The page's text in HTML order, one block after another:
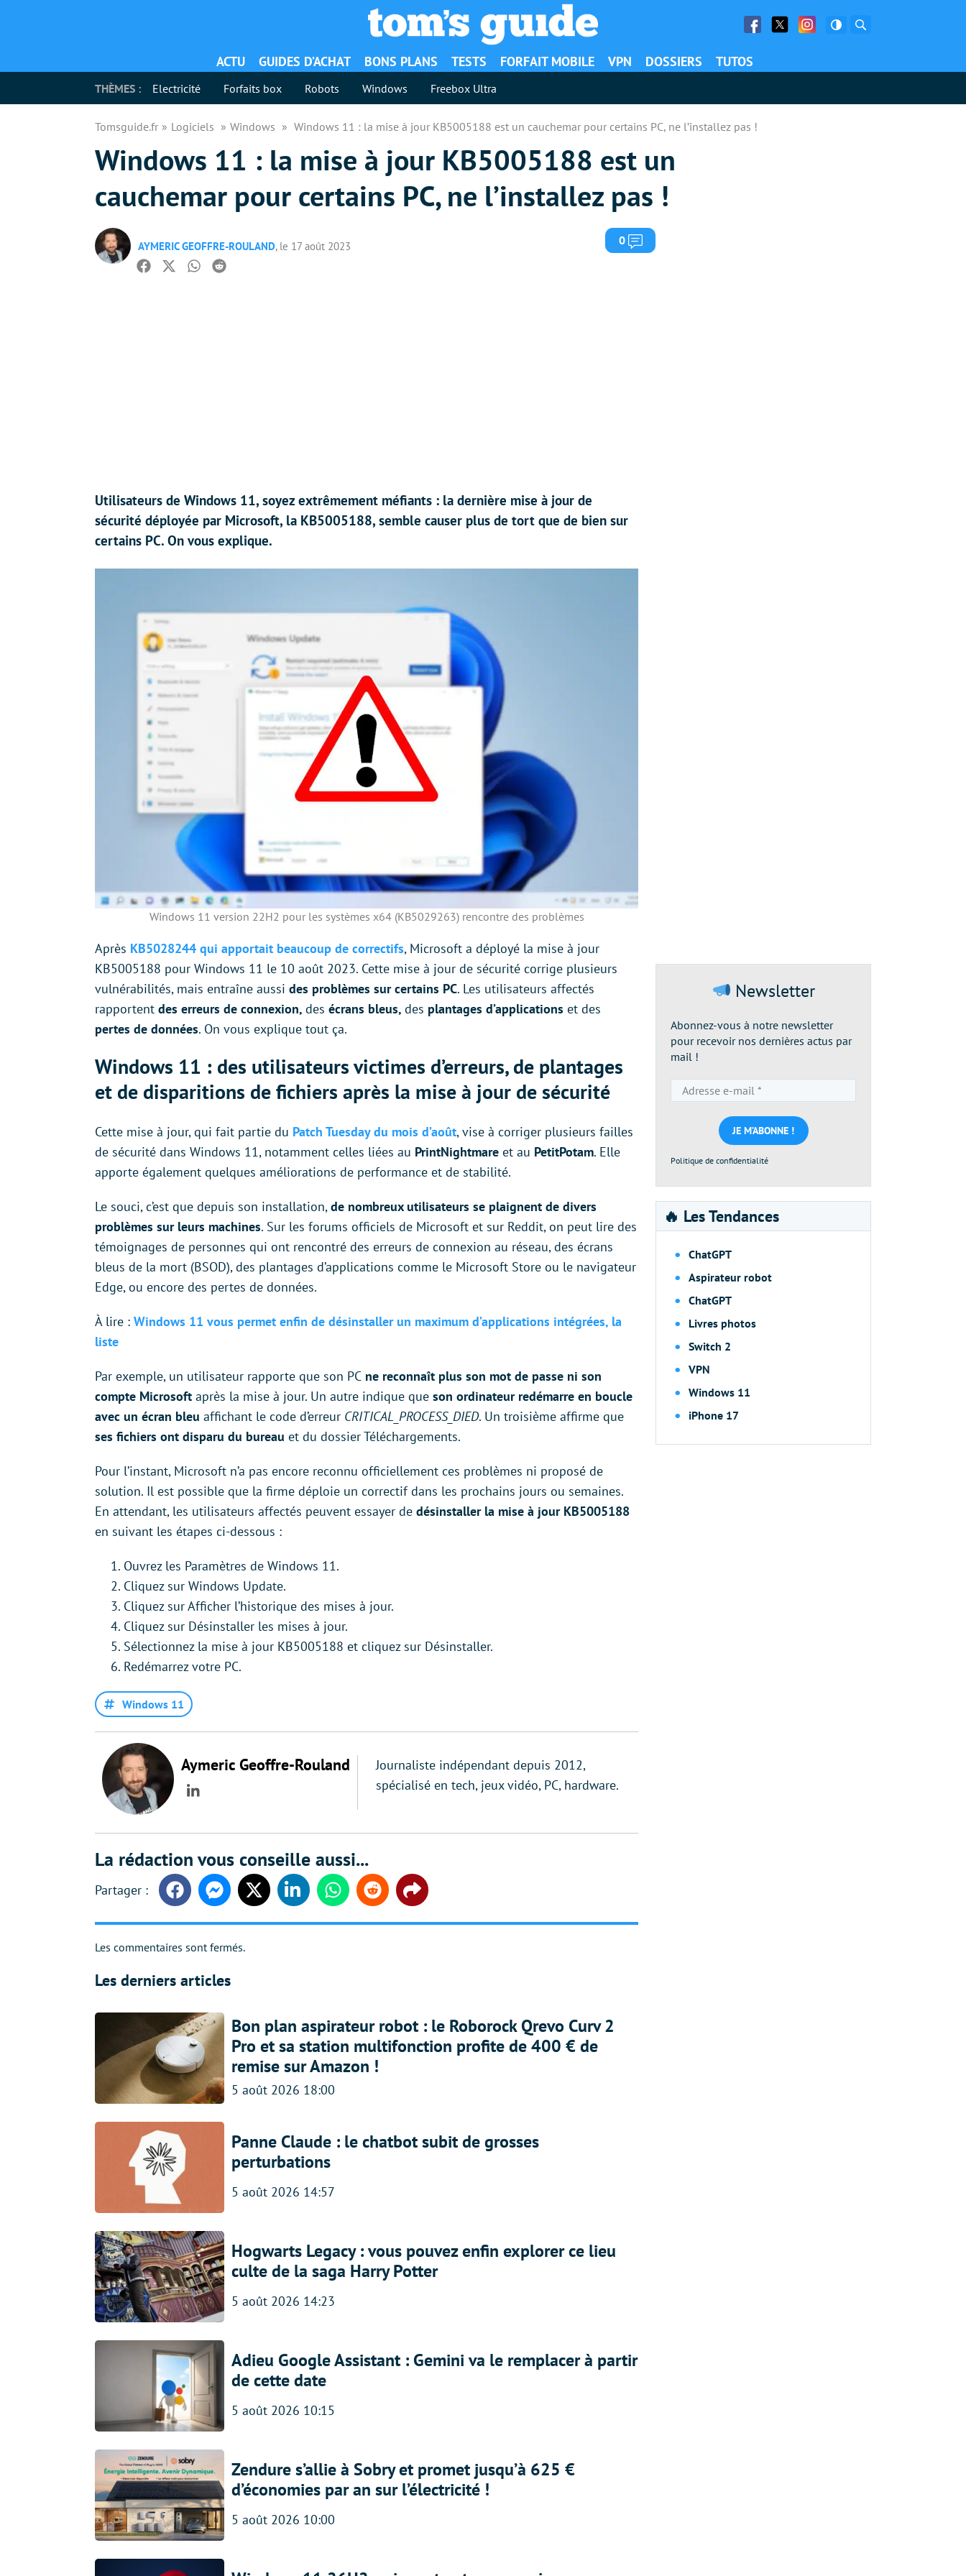
Facebook
Twitter Facebook
ACTU GUIDES D’ACHAT BONS PLANS TESTS FORFAIT MOBILE VPN DOSSIERS TUTOS
THÈMES : Electricité Forfaits box Robots Windows Freebox Ultra
Tomsguide.fr Logiciels Windows Windows 11 : la mise à jour KB5005188 est un cauchemar pour certains PC, ne l’installez pas !
Windows 11 : la mise à jour KB5005188 est un
cauchemar pour certains PC, ne l’installez pas !
AYMERIC GEOFFRE-ROULAND, le 17 août 2023 0 Commentaires
Facebook
TwitterWhatsapp
Reddit
Utilisateurs de Windows 11, soyez extrêmement méfiants : la dernière mise à jour de
sécurité déployée par Microsoft, la KB5005188, semble causer plus de tort que de bien sur
certains PC. On vous explique.
Windows 11 version 22H2 pour les systèmes x64 (KB5029263) rencontre des problèmes
Après KB5028244 qui apportait beaucoup de correctifs, Microsoft a déployé la mise à jour
KB5005188 pour Windows 11 le 10 août 2023. Cette mise à jour de sécurité corrige plusieurs
vulnérabilités, mais entraîne aussi des problèmes sur certains PC. Les utilisateurs affectés
rapportent des erreurs de connexion, des écrans bleus, des plantages d’applications et des
pertes de données. On vous explique tout ça.
Windows 11 : des utilisateurs victimes d’erreurs, de plantages
et de disparitions de fichiers après la mise à jour de sécurité
Cette mise à jour, qui fait partie du Patch Tuesday du mois d’août, vise à corriger plusieurs failles
de sécurité dans Windows 11, notamment celles liées au PrintNightmare et au PetitPotam. Elle
apporte également quelques améliorations de performance et de stabilité.
Le souci, c’est que depuis son installation, de nombreux utilisateurs se plaignent de divers
problèmes sur leurs machines. Sur les forums officiels de Microsoft et sur Reddit, on peut lire des
témoignages de personnes qui ont rencontré des erreurs de connexion au réseau, des écrans
bleus de la mort (BSOD), des plantages d’applications comme le Microsoft Store ou le navigateur
Edge, ou encore des pertes de données.
À lire : Windows 11 vous permet enfin de désinstaller un maximum d’applications intégrées, la
liste
Par exemple, un utilisateur rapporte que son PC ne reconnaît plus son mot de passe ni son
compte Microsoft après la mise à jour. Un autre indique que son ordinateur redémarre en boucle
avec un écran bleu affichant le code d’erreur CRITICAL_PROCESS_DIED. Un troisième affirme que
ses fichiers ont disparu du bureau et du dossier Téléchargements.
Pour l’instant, Microsoft n’a pas encore reconnu officiellement ces problèmes ni proposé de
solution. Il est possible que la firme déploie un correctif dans les prochains jours ou semaines.
En attendant, les utilisateurs affectés peuvent essayer de désinstaller la mise à jour KB5005188
en suivant les étapes ci-dessous :
Ouvrez les Paramètres de Windows 11.
Cliquez sur Windows Update.
Cliquez sur Afficher l’historique des mises à jour.
Cliquez sur Désinstaller les mises à jour.
Sélectionnez la mise à jour KB5005188 et cliquez sur Désinstaller.
Redémarrez votre PC.
Windows 11
Aymeric Geoffre-Rouland
LinkedIn
Journaliste indépendant depuis 2012,
spécialisé en tech, jeux vidéo, PC, hardware.
La rédaction vous conseille aussi...
FacebookMessengerTwitter LinkedinWhatsappReddit Share
Les commentaires sont fermés.
Les derniers articles
Bon plan aspirateur robot : le Roborock Qrevo Curv 2
Pro et sa station multifonction profite de 400 € de
remise sur Amazon !
5 août 2026 18:00
Panne Claude : le chatbot subit de grosses
perturbations
5 août 2026 14:57
Hogwarts Legacy : vous pouvez enfin explorer ce lieu
culte de la saga Harry Potter
5 août 2026 14:23
Adieu Google Assistant : Gemini va le remplacer à partir
de cette date
5 août 2026 10:15
Zendure s’allie à Sobry et promet jusqu’à 625 €
d’économies par an sur l’électricité !
5 août 2026 10:00
Newsletter
Abonnez-vous à notre newsletter
pour recevoir nos dernières actus par
mail !
e-
mail
*
Politique de confidentialité
🔥 Les Tendances
ChatGPT
Aspirateur robot
ChatGPT
Livres photos
Switch 2
VPN
Windows 11
iPhone 17